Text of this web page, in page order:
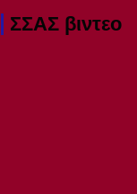
ΣΣΑΣ βιντεο